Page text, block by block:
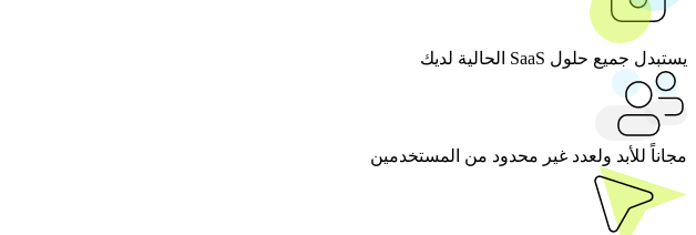
يستبدل جميع حلول SaaS الحالية لديك
مجاناً للأبد ولعدد غير محدود من المستخدمين